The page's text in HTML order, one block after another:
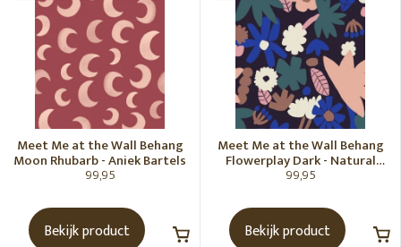
Meet Me at the Wall Behang
Moon Rhubarb - Aniek Bartels
99,95
Bekijk product
Meet Me at the Wall Behang
Flowerplay Dark - Natural
Noord
99,95
Bekijk product